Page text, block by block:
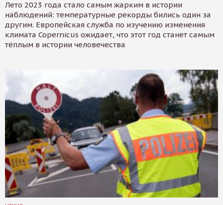
Лето 2023 года стало самым жарким в истории
наблюдений: температурные рекорды бились один за
другим. Европейская служба по изучению изменения
климата Copernicus ожидает, что этот год станет самым
тёплым в истории человечества